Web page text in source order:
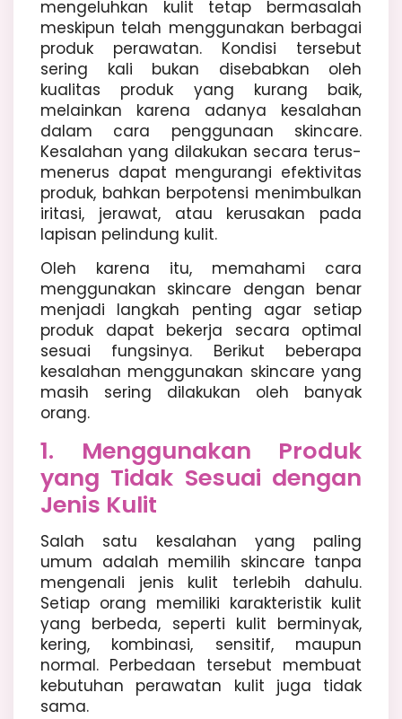
mengeluhkan kulit tetap bermasalah
meskipun telah menggunakan berbagai
produk perawatan. Kondisi tersebut
sering kali bukan disebabkan oleh
kualitas produk yang kurang baik,
melainkan karena adanya kesalahan
dalam cara penggunaan skincare.
Kesalahan yang dilakukan secara terus-
menerus dapat mengurangi efektivitas
produk, bahkan berpotensi menimbulkan
iritasi, jerawat, atau kerusakan pada
lapisan pelindung kulit.
Oleh karena itu, memahami cara
menggunakan skincare dengan benar
menjadi langkah penting agar setiap
produk dapat bekerja secara optimal
sesuai fungsinya. Berikut beberapa
kesalahan menggunakan skincare yang
masih sering dilakukan oleh banyak
orang.
1. Menggunakan Produk
yang Tidak Sesuai dengan
Jenis Kulit
Salah satu kesalahan yang paling
umum adalah memilih skincare tanpa
mengenali jenis kulit terlebih dahulu.
Setiap orang memiliki karakteristik kulit
yang berbeda, seperti kulit berminyak,
kering, kombinasi, sensitif, maupun
normal. Perbedaan tersebut membuat
kebutuhan perawatan kulit juga tidak
sama.